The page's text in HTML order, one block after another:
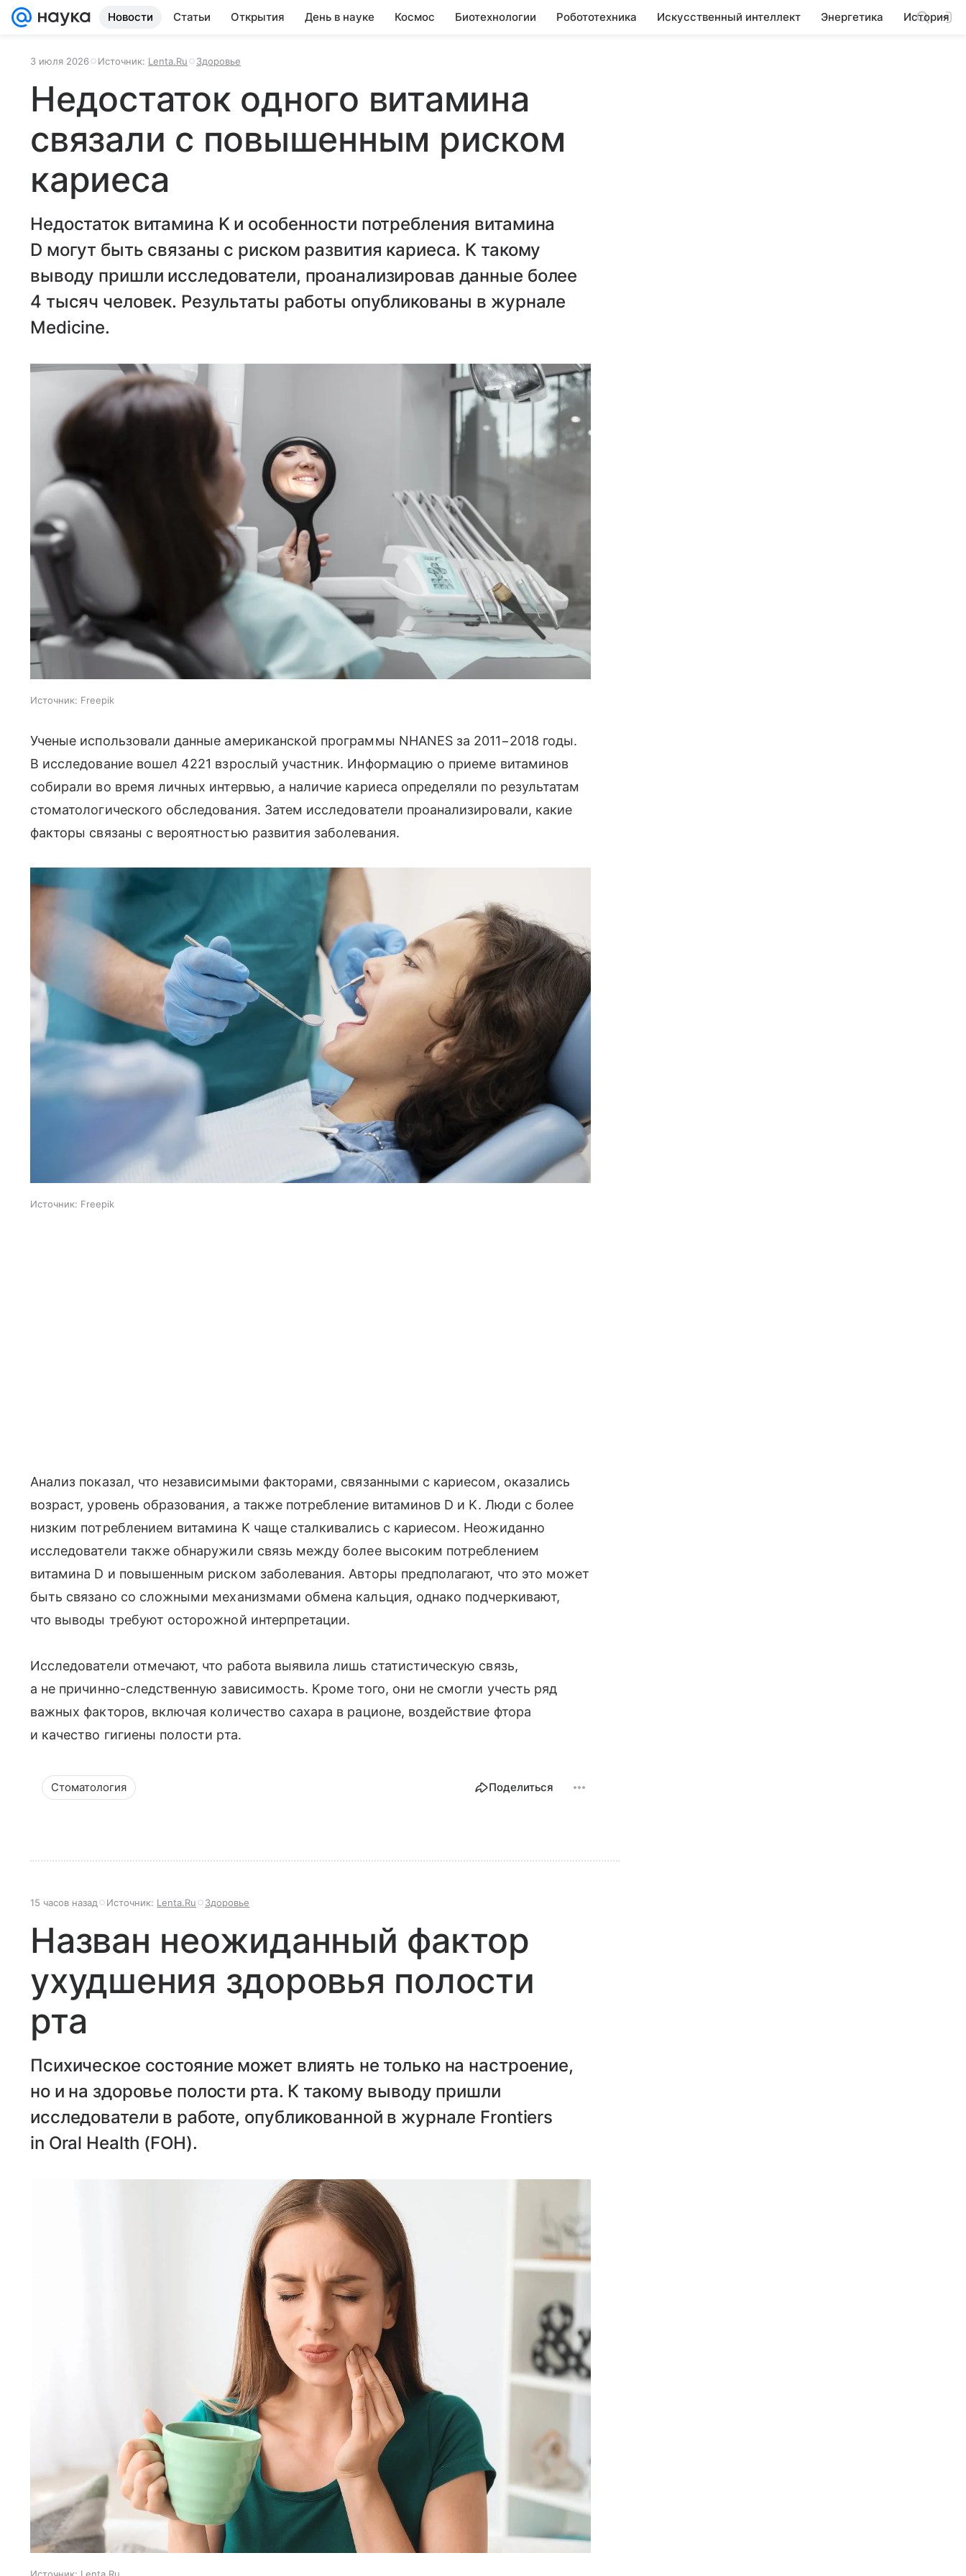
Новости Статьи Открытия День в науке Космос Биотехнологии Робототехника Искусственный интеллект Энергетика История
3 июля 2026 Источник: Lenta.Ru Здоровье
Недостаток одного витамина
связали с повышенным риском
кариеса
Недостаток витамина K и особенности потребления витамина
D могут быть связаны с риском развития кариеса. К такому
выводу пришли исследователи, проанализировав данные более
4 тысяч человек. Результаты работы опубликованы в журнале
Medicine.
Источник: Freepik
Ученые использовали данные американской программы NHANES за 2011−2018 годы.
В исследование вошел 4221 взрослый участник. Информацию о приеме витаминов
собирали во время личных интервью, а наличие кариеса определяли по результатам
стоматологического обследования. Затем исследователи проанализировали, какие
факторы связаны с вероятностью развития заболевания.
Источник: Freepik
Анализ показал, что независимыми факторами, связанными с кариесом, оказались
возраст, уровень образования, а также потребление витаминов D и K. Люди с более
низким потреблением витамина K чаще сталкивались с кариесом. Неожиданно
исследователи также обнаружили связь между более высоким потреблением
витамина D и повышенным риском заболевания. Авторы предполагают, что это может
быть связано со сложными механизмами обмена кальция, однако подчеркивают,
что выводы требуют осторожной интерпретации.
Исследователи отмечают, что работа выявила лишь статистическую связь,
а не причинно-следственную зависимость. Кроме того, они не смогли учесть ряд
важных факторов, включая количество сахара в рационе, воздействие фтора
и качество гигиены полости рта.
Стоматология Поделиться
15 часов назад Источник: Lenta.Ru Здоровье
Назван неожиданный фактор
ухудшения здоровья полости
рта
Психическое состояние может влиять не только на настроение,
но и на здоровье полости рта. К такому выводу пришли
исследователи в работе, опубликованной в журнале Frontiers
in Oral Health (FOH).